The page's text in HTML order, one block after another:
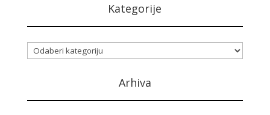
Kategorije
Kategorije
Arhiva